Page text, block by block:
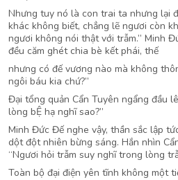
Nhưng tuy nó là con trai ta nhưng lại
khác không biết, chẳng lẽ ngươi còn
ngươi không nói thật với trẫm.” Minh
đều căm ghét chia bè kết phái, thế
nhưng có đế vương nào mà không
ngôi báu kia chứ?”
Đại tổng quản Cẩn Tuyên ngẩng đầu
lòng bỆ hạ nghĩ sao?”
Minh Đức Đế nghe vậy, thần sắc lập
dột đột nhiên bừng sáng. Hắn nhìn
“Ngươi hỏi trẫm suy nghĩ trong lòng
Toàn bộ đại điện yên tĩnh không một